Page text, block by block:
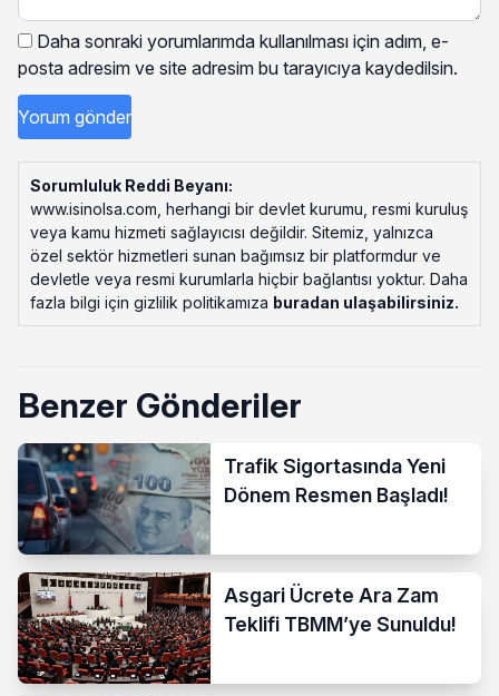
Daha sonraki yorumlarımda kullanılması için adım, e-
posta adresim ve site adresim bu tarayıcıya kaydedilsin.
Sorumluluk Reddi Beyanı:
www.isinolsa.com, herhangi bir devlet kurumu, resmi kuruluş
veya kamu hizmeti sağlayıcısı değildir. Sitemiz, yalnızca
özel sektör hizmetleri sunan bağımsız bir platformdur ve
devletle veya resmi kurumlarla hiçbir bağlantısı yoktur. Daha
fazla bilgi için gizlilik politikamıza buradan ulaşabilirsiniz.
Benzer Gönderiler
Trafik Sigortasında Yeni
Dönem Resmen Başladı!
Asgari Ücrete Ara Zam
Teklifi TBMM’ye Sunuldu!